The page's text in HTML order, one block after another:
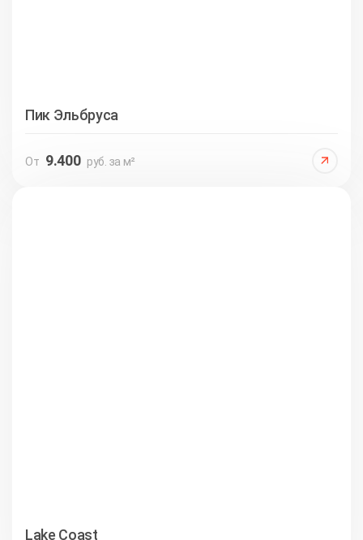
Пик Эльбруса
От 9.400 руб. за м²
Lake Coast